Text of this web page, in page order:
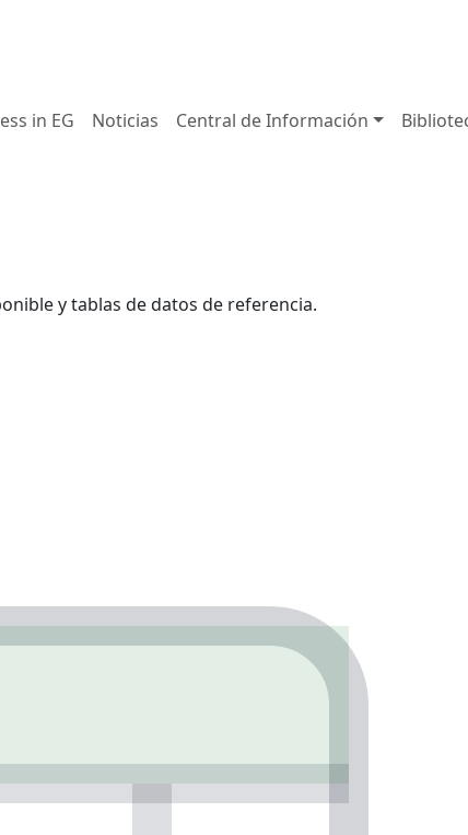
in EG Noticias Central de Información
y tablas de datos de referencia.